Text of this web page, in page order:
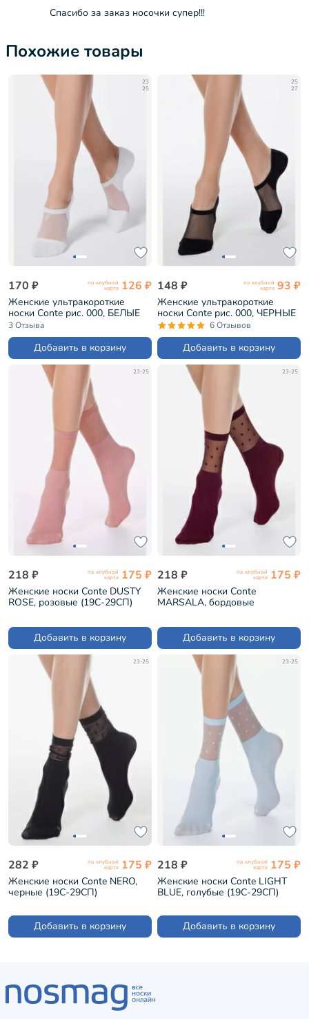
Спасибо за заказ носочки супер!!!
Похожие товары
23
25
170 ₽ по клубной
карте 126 ₽
Женские ультракороткие
носки Conte рис. 000, БЕЛЫЕ
(18С-4СП)
3 Отзыва
Добавить в корзину
25
27
148 ₽ по клубной
карте 93 ₽
Женские ультракороткие
носки Conte рис. 000, ЧЕРНЫЕ
(18С-4СП) 6 Отзывов
Добавить в корзину
23-25
218 ₽ по клубной
карте 175 ₽
Женские носки Conte DUSTY
ROSE, розовые (19С-29СП)
Добавить в корзину
23-25
218 ₽ по клубной
карте 175 ₽
Женские носки Conte
MARSALA, бордовые
Добавить в корзину
23-25
282 ₽ по клубной
карте 175 ₽
Женские носки Conte NERO,
черные (19С-29СП)
Добавить в корзину
23-25
218 ₽ по клубной
карте 175 ₽
Женские носки Conte LIGHT
BLUE, голубые (19С-29СП)
Добавить в корзину